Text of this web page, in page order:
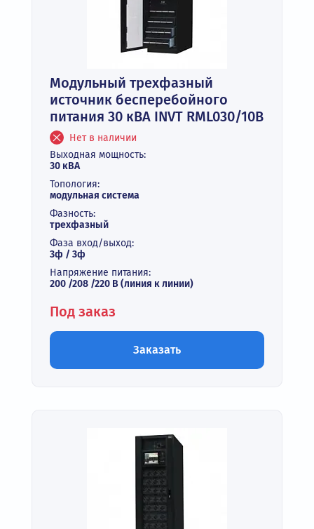
Модульный трехфазный
источник бесперебойного
питания 30 кВА INVT RML030/10B
Нет в наличии
Выходная мощность:
30 кВА
Топология:
модульная система
Фазность:
трехфазный
Фаза вход/выход:
3ф / 3ф
Напряжение питания:
200 /208 /220 В (линия к линии)
Под заказ
Заказать